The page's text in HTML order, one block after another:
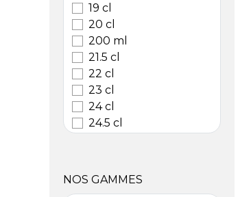
19 cl
20 cl
200 ml
21.5 cl
22 cl
23 cl
24 cl
24.5 cl
30 cl
NOS GAMMES